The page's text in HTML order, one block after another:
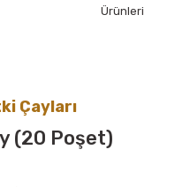
Ürünleri
Çayları
(20 Poşet)